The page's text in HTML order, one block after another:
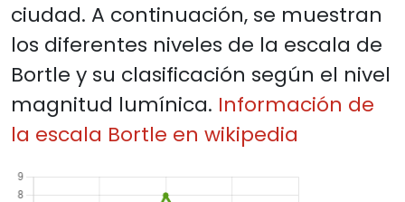
ciudad. A continuación, se muestran
los diferentes niveles de la escala de
Bortle y su clasificación según el nivel
magnitud lumínica. Información de
la escala Bortle en wikipedia